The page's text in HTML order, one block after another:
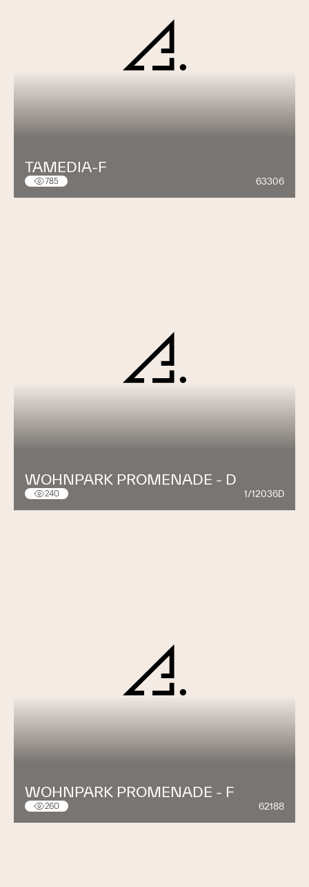
TAMEDIA-F
785 63306
WOHNPARK PROMENADE - D
240 1/12036D
WOHNPARK PROMENADE - F
260 62188